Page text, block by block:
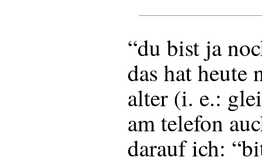
“du bist ja
das hat heute
alter (i. e.:
am telefon
darauf ich: